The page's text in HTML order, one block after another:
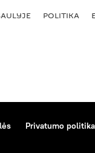
POLITIKA
Privatumo politika